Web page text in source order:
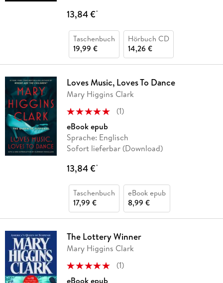
13,84 €*
Taschenbuch
19,99 €
Hörbuch CD
14,26 €
Loves Music, Loves To Dance
Mary Higgins Clark
(1)
eBook epub
Sprache: Englisch
Sofort lieferbar (Download)
13,84 €*
Taschenbuch
17,99 €
eBook epub
8,99 €
The Lottery Winner
Mary Higgins Clark
(1)
eBook epub